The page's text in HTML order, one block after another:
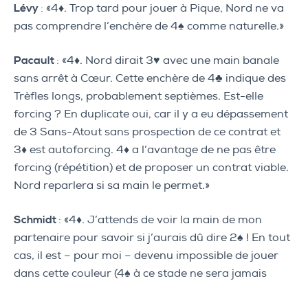
Lévy : «4♦. Trop tard pour jouer à Pique, Nord ne va
pas comprendre l’enchère de 4♠ comme naturelle.»
Pacault : «4♦. Nord dirait 3♥ avec une main banale
sans arrêt à Cœur. Cette enchère de 4♣ indique des
Trèfles longs, probablement septièmes. Est-elle
forcing ? En duplicate oui, car il y a eu dépassement
de 3 Sans-Atout sans prospection de ce contrat et
3♦ est autoforcing. 4♦ a l’avantage de ne pas être
forcing (répétition) et de proposer un contrat viable.
Nord reparlera si sa main le permet.»
Schmidt : «4♦. J’attends de voir la main de mon
partenaire pour savoir si j’aurais dû dire 2♠ ! En tout
cas, il est – pour moi – devenu impossible de jouer
dans cette couleur (4♠ à ce stade ne sera jamais